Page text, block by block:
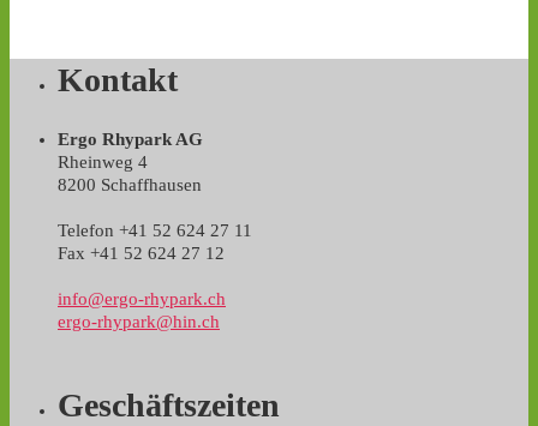
Kontakt
Ergo Rhypark AG
Rheinweg 4
8200 Schaffhausen
Telefon +41 52 624 27 11
Fax +41 52 624 27 12
info@ergo-rhypark.ch
ergo-rhypark@hin.ch
Geschäftszeiten